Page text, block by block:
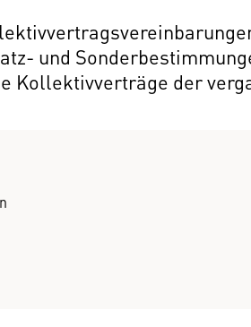
und
Kollektivverträge der